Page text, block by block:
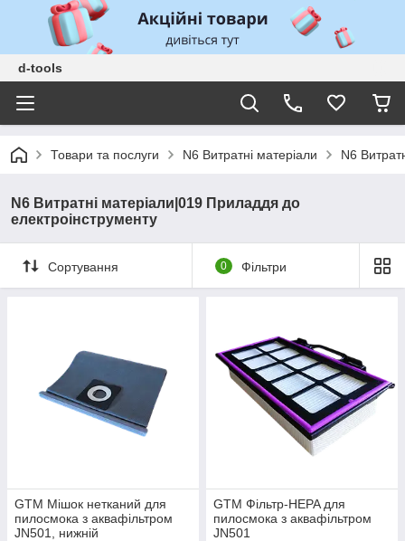
d-tools
Товари та послуги N6 Витратні матеріали N6
N6 Витратні матеріали|019 Приладдя до
електроінструменту
Сортування 0 Фільтри
GTM Мішок нетканий для
пилосмока з аквафільтром
JN501, нижній
GTM Фільтр-HEPA для
пилосмока з аквафільтром
JN501